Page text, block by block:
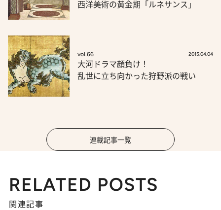
西洋美術の黄金期「ルネサンス」
vol.66 2015.04.04
大河ドラマ顔負け！
乱世に立ち向かった狩野派の戦い
連載記事一覧
RELATED POSTS
関連記事